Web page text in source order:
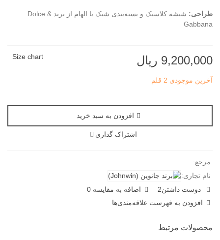
طراحی:
شیشه کلاسیک و بسته‌بندی شیک با الهام از برند Dolce &
Gabbana
9,200,000 ریال Size chart
آخرین موجودی 2 قلم
افزودن به سبد خرید
اشتراک گذاری
مرجع:
نام تجاری:
دوست داشتن2 اضافه به مقایسه 0
افزودن به فهرست علاقه‌مندی‌ها
محصولات مرتبط